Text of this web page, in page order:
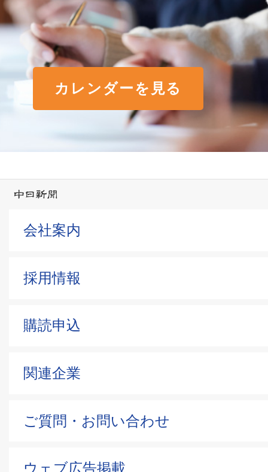
カレンダーを見る
会社案内
採用情報
購読申込
関連企業
ご質問・お問い合わせ
ウェブ広告掲載